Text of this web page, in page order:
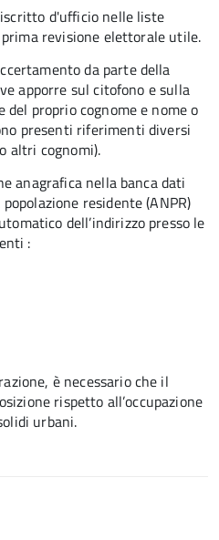
d'ufficio nelle liste
revisione elettorale utile.
da parte della
apporre sul citofono e sulla
proprio cognome e nome o
presenti riferimenti diversi
altri cognomi).
anagrafica nella banca dati
residente (ANPR)
dell’indirizzo presso le
:
è necessario che il
rispetto all’occupazione
urbani.